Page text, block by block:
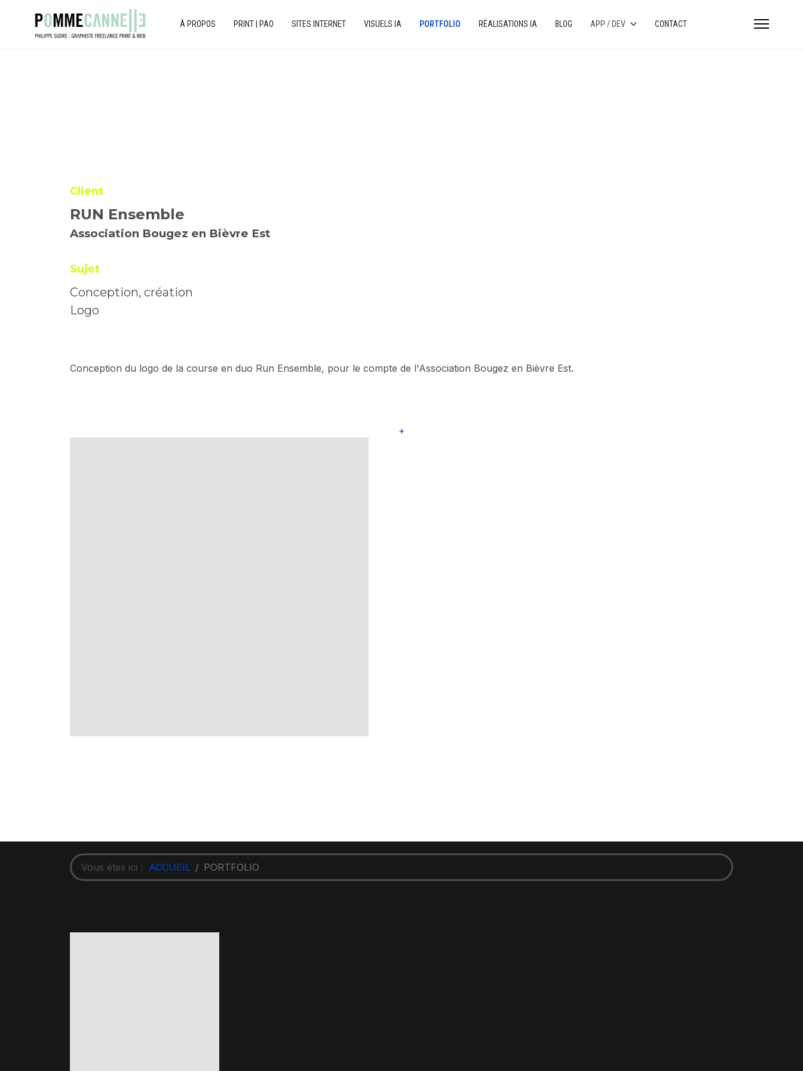
À PROPOS PRINT | PAO SITES INTERNET VISUELS IA PORTFOLIO RÉALISATIONS IA BLOG APP / DEV CONTACT
Client
RUN Ensemble
Association Bougez en Bièvre Est
Sujet
Conception, création
Logo
Conception du logo de la course en duo Run Ensemble, pour le compte de l'Association Bougez en Bièvre Est.
+
Vous êtes ici : ACCUEIL PORTFOLIO